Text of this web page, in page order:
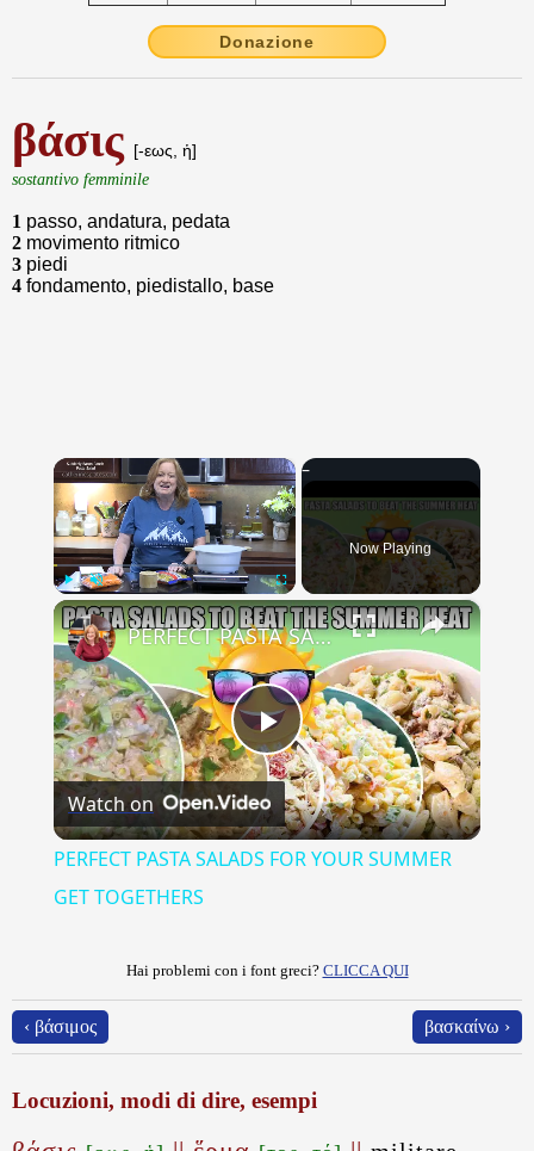
Donazione
βάσις [-εως, ἡ]
sostantivo femminile
1 passo, andatura, pedata
2 movimento ritmico
3 piedi
4 fondamento, piedistallo, base
×
Play Unmute Fullscreen
Now Playing
×
Play
Video
PERFECT PASTA SALADS FOR YOUR SUMMER GET TOGETHERS
Watch on
PERFECT PASTA SALADS FOR YOUR SUMMER
GET TOGETHERS
Hai problemi con i font greci? CLICCA QUI
‹ βάσιμος βασκαίνω ›
Locuzioni, modi di dire, esempi